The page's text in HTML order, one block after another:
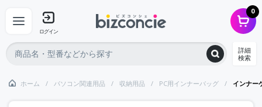
ログイン
0
詳細
検索
ホーム パソコン関連用品 収納用品 PC用インナーバッグ インナー